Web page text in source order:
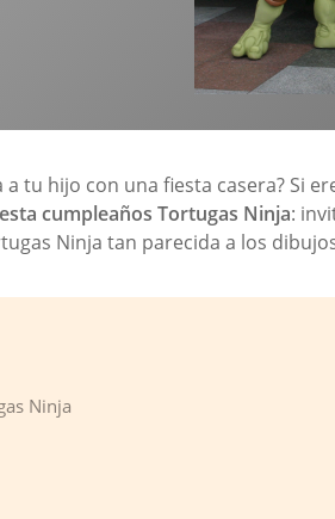
tu hijo con una fiesta casera? Si
cumpleaños Tortugas Ninja:
Ninja tan parecida a los
Ninja